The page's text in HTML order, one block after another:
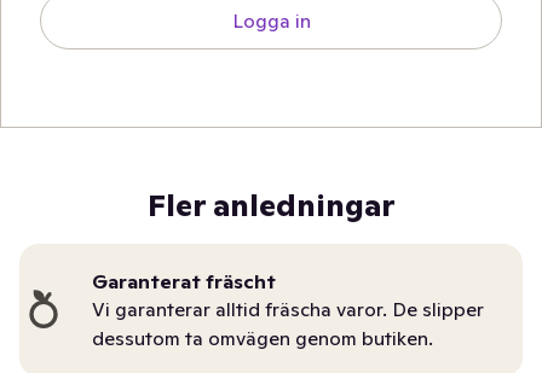
Logga in
Fler anledningar
Garanterat fräscht
Vi garanterar alltid fräscha varor. De slipper
dessutom ta omvägen genom butiken.